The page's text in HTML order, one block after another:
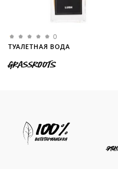
0
ТУАЛЕТНАЯ ВОДА
GRASSROOTS